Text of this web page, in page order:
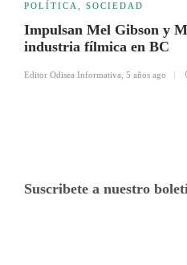
POLÍTICA SOCIEDAD
Impulsan Mel Gibson y
industria fílmica en BC
Editor Odisea Informativa 5 años ago
Suscribete a nuestro